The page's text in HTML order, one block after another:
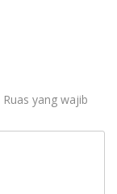
Ruas yang wajib